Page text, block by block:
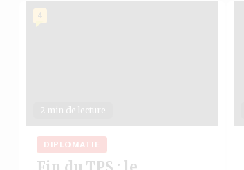
2 min de lecture
4
DIPLOMATIE